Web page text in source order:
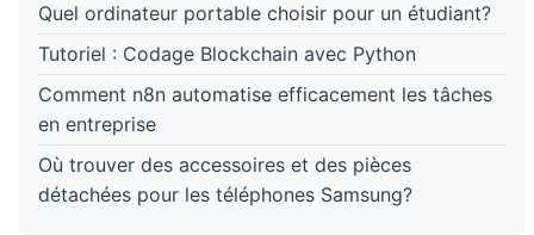
Quel ordinateur portable choisir pour un étudiant?
Tutoriel : Codage Blockchain avec Python
Comment n8n automatise efficacement les tâches
en entreprise
Où trouver des accessoires et des pièces
détachées pour les téléphones Samsung?